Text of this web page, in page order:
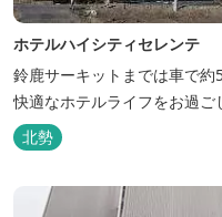
ホテルハイシティセレンテ
鈴鹿サーキットまでは車で
快適なホテルライフをお過ご
北勢